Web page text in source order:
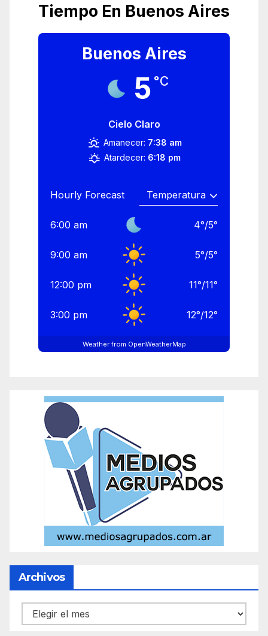
Tiempo En Buenos Aires
Buenos Aires
5 °C
Cielo Claro
Amanecer: 7:38 am
Atardecer: 6:18 pm
Hourly Forecast
6:00 am 4°/5°
9:00 am 5°/5°
12:00 pm 11°/11°
3:00 pm 12°/12°
Weather from OpenWeatherMap
Archivos
Archivos